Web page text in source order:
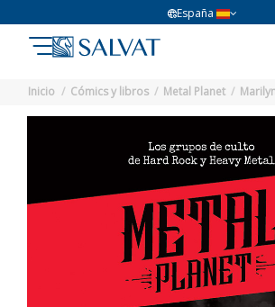
España
Inicio Cómics y libros Metal Planet